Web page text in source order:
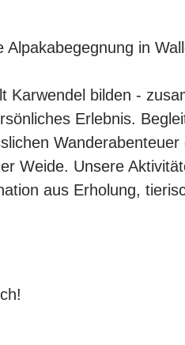
in
Karwendel bilden -
Erlebnis.
Weide. Unsere
aus Erholung,